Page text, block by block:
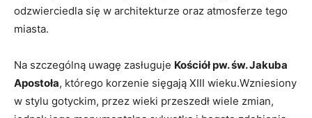
odzwierciedla się‍ w architekturze oraz atmosferze tego
miasta.
Na szczególną uwagę zasługuje Kościół pw. św. ​Jakuba ​
Apostoła, którego korzenie ​sięgają‌ XIII wieku.Wzniesiony
w stylu gotyckim, przez wieki ‍przeszedł wiele zmian,